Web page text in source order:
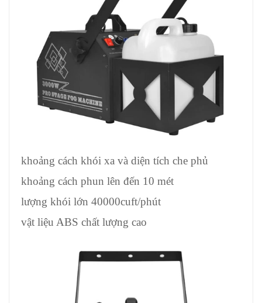
khoảng cách khói xa và diện tích che phủ
khoảng cách phun lên đến 10 mét
lượng khói lớn 40000cuft/phút
vật liệu ABS chất lượng cao